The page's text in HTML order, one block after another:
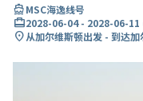
directions_boatMSC海逸线号
card_travel2028-06-04- 2028-06-11
location_on从加尔维斯顿出发 - 到达加